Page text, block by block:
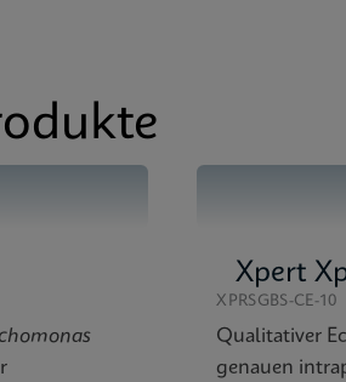
Xpert
XPRSGBS-CE-10
Qualitativer
genauen